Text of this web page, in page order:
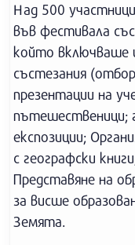
Над 500
във фестивала
който включваше
състезания
презентации на
пътешественици;
експозиции;
с географски
Представяне на
за висше
Земята.